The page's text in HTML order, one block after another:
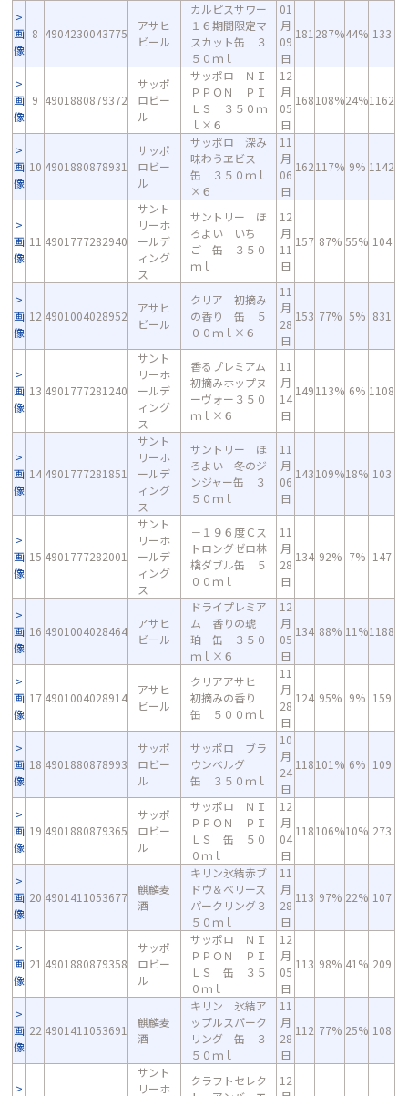
画
像
8 4904230043775
アサヒ
ビール
カルピスサワー
１６期間限定マ
スカット缶 ３
５０ｍｌ
01
月
09
日
181 287%44% 133
画
像
9 4901880879372
サッポ
ロビー
ル
サッポロ ＮＩ
ＰＰＯＮ ＰＩ
ＬＳ ３５０ｍ
ｌ×６
12
月
05
日
168108%24%1162
画
像
10 4901880878931
サッポ
ロビー
ル
サッポロ 深み
味わうヱビス
缶 ３５０ｍｌ
×６
11
月
06
日
162117% 9% 1142
画
像
11 4901777282940
サント
リーホ
ールデ
ィング
ス
サントリー ほ
ろよい いち
ご 缶 ３５０
ｍｌ
12
月
11
日
157 87% 55% 104
画
像
12 4901004028952
アサヒ
ビール
クリア 初摘み
の香り 缶 ５
００ｍｌ×６
11
月
28
日
153 77% 5% 831
画
像
13 4901777281240
サント
リーホ
ールデ
ィング
ス
香るプレミアム
初摘みホップヌ
ーヴォー３５０
ｍｌ×６
11
月
14
日
149113% 6% 1108
画
像
14 4901777281851
サント
リーホ
ールデ
ィング
ス
サントリー ほ
ろよい 冬のジ
ンジャー缶 ３
５０ｍｌ
11
月
06
日
143109%18% 103
画
像
15 4901777282001
サント
リーホ
ールデ
ィング
ス
－１９６度Ｃス
トロングゼロ林
檎ダブル缶 ５
００ｍｌ
11
月
28
日
134 92% 7% 147
画
像
16 4901004028464
アサヒ
ビール
ドライプレミア
ム 香りの琥
珀 缶 ３５０
ｍｌ×６
12
月
05
日
134 88% 11%1188
画
像
17 4901004028914
アサヒ
ビール
クリアアサヒ
初摘みの香り
缶 ５００ｍｌ
11
月
28
日
124 95% 9% 159
画
像
18 4901880878993
サッポ
ロビー
ル
サッポロ ブラ
ウンベルグ
缶 ３５０ｍｌ
10
月
24
日
118101% 6% 109
画
像
19 4901880879365
サッポ
ロビー
ル
サッポロ ＮＩ
ＰＰＯＮ ＰＩ
ＬＳ 缶 ５０
０ｍｌ
12
月
04
日
118106%10% 273
画
像
20 4901411053677
麒麟麦
酒
キリン氷結赤ブ
ドウ＆ベリース
パークリング３
５０ｍｌ
11
月
28
日
113 97% 22% 107
画
像
21 4901880879358
サッポ
ロビー
ル
サッポロ ＮＩ
ＰＰＯＮ ＰＩ
ＬＳ 缶 ３５
０ｍｌ
12
月
05
日
113 98% 41% 209
画
像
22 4901411053691
麒麟麦
酒
キリン 氷結ア
ップルスパーク
リング 缶 ３
５０ｍｌ
11
月
28
日
112 77% 25% 108
サント
リーホ
クラフトセレク
12